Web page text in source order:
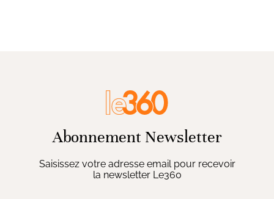
Abonnement Newsletter
Saisissez votre adresse email pour recevoir
la newsletter Le360